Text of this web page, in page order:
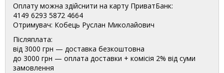
Оплату можна здійснити на карту ПриватБанк:
4149 6293 5872 4664
Отримувач: Кобець Руслан Миколайович
Післяплата:
від 3000 грн — доставка безкоштовна
до 3000 грн — оплата доставки + комісія 2% від суми
замовлення